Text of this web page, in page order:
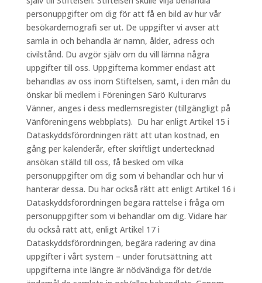
personuppgifter om dig för att få en bild av hur vår
besökardemografi ser ut. De uppgifter vi avser att
samla in och behandla är namn, ålder, adress och
civilstånd. Du avgör själv om du vill lämna några
uppgifter till oss. Uppgifterna kommer endast att
behandlas av oss inom Stiftelsen, samt, i den mån du
önskar bli medlem i Föreningen Särö Kulturarvs
Vänner, anges i dess medlemsregister (tillgängligt på
Vänföreningens webbplats). Du har enligt Artikel 15 i
Dataskyddsförordningen rätt att utan kostnad, en
gång per kalenderår, efter skriftligt undertecknad
ansökan ställd till oss, få besked om vilka
personuppgifter om dig som vi behandlar och hur vi
hanterar dessa. Du har också rätt att enligt Artikel 16 i
Dataskyddsförordningen begära rättelse i fråga om
personuppgifter som vi behandlar om dig. Vidare har
du också rätt att, enligt Artikel 17 i
Dataskyddsförordningen, begära radering av dina
uppgifter i vårt system – under förutsättning att
uppgifterna inte längre är nödvändiga för det/de